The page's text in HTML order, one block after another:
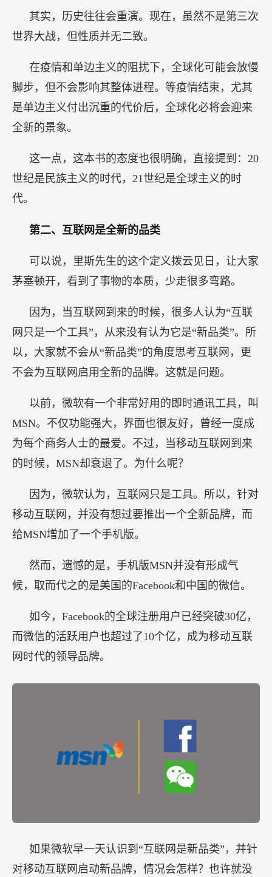
其实，历史往往会重演。现在，虽然不是第三次
世界大战，但性质并无二致。
在疫情和单边主义的阻扰下，全球化可能会放慢
脚步，但不会影响其整体进程。等疫情结束，尤其
是单边主义付出沉重的代价后，全球化必将会迎来
全新的景象。
这一点，这本书的态度也很明确，直接提到：20
世纪是民族主义的时代，21世纪是全球主义的时
代。
第二、互联网是全新的品类
可以说，里斯先生的这个定义拨云见日，让大家
茅塞顿开，看到了事物的本质，少走很多弯路。
因为，当互联网到来的时候，很多人认为“互联
网只是一个工具”，从来没有认为它是“新品类”。所
以，大家就不会从“新品类”的角度思考互联网，更
不会为互联网启用全新的品牌。这就是问题。
以前，微软有一个非常好用的即时通讯工具，叫
MSN。不仅功能强大，界面也很友好，曾经一度成
为每个商务人士的最爱。不过，当移动互联网到来
的时候，MSN却衰退了。为什么呢？
因为，微软认为，互联网只是工具。所以，针对
移动互联网，并没有想过要推出一个全新品牌，而
给MSN增加了一个手机版。
然而，遗憾的是，手机版MSN并没有形成气
候，取而代之的是美国的Facebook和中国的微信。
如今，Facebook的全球注册用户已经突破30亿，
而微信的活跃用户也超过了10个亿，成为移动互联
网时代的领导品牌。
如果微软早一天认识到“互联网是新品类”，并针
对移动互联网启动新品牌，情况会怎样？也许就没